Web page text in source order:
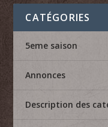
CATÉGORIES
5eme saison
Annonces
Description des